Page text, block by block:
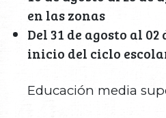
en las zonas
Del 31 de agosto al
inicio del ciclo escolar
Educación media